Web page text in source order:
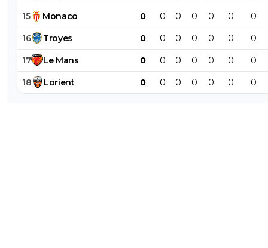
15 Monaco 0 0 0 0 0 0 0
16 Troyes 0 0 0 0 0 0 0
17 Le Mans 0 0 0 0 0 0 0
18 Lorient 0 0 0 0 0 0 0